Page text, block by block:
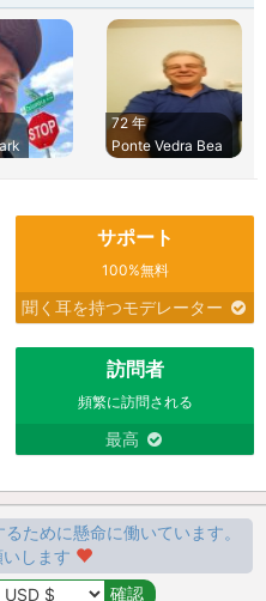
72 年
Ponte Vedra Bea
サポート
100%無料
聞く耳を持つモデレーター
訪問者
頻繁に訪問される
最高
ために懸命に働いています。
します